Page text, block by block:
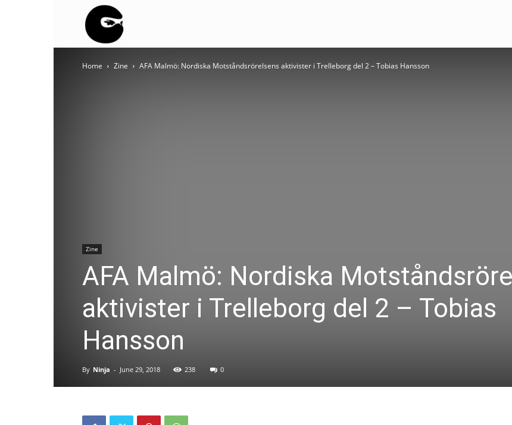
BLOC
Home Zine AFA Malmö: Nordiska Motståndsrörelsens aktivister i Trelleborg del 2 – Tobias Hansson
Zine
AFA Malmö: Nordiska
aktivister i Trelleborg del 2 – Tobias
Hansson
By Ninja - June 29, 2018 238 0